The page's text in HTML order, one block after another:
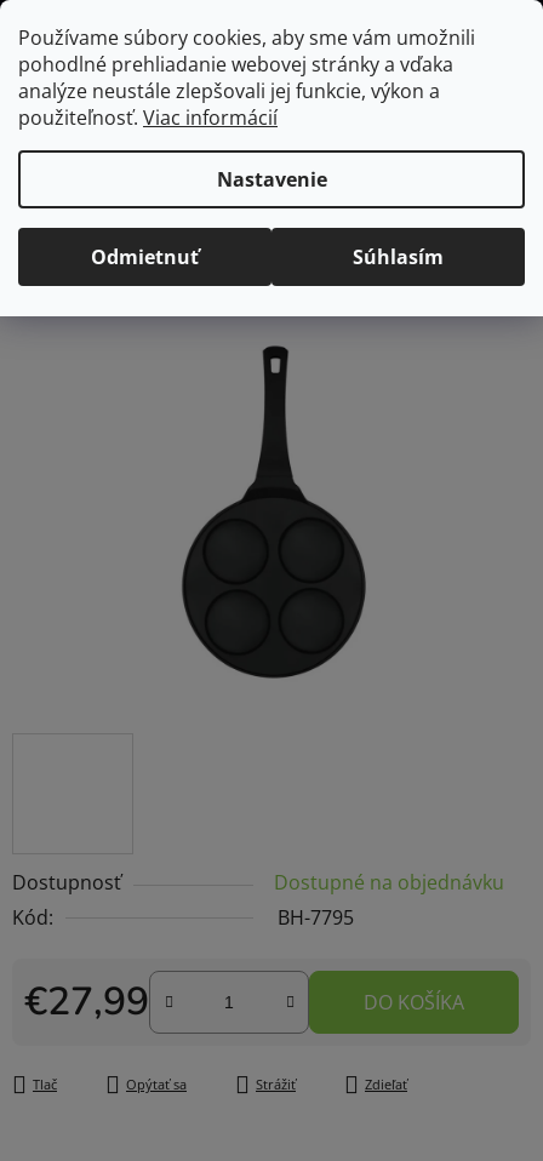
Používame súbory cookies, aby sme vám umožnili
pohodlné prehliadanie webovej stránky a vďaka
analýze neustále zlepšovali jej funkcie, výkon a
použiteľnosť. Viac informácií
Nastavenie
Odmietnuť Súhlasím
Prejsť
na
obsah
Hľadať
Domov
/ Kuchyňa
BerlingerHaus nepriľnavá panvica na 4 lievance
26 cm Black Rose
Dostupnosť
Dostupné na objednávku
Kód:
BH-7795
€27,99
Jednotková cena:
DO KOŠÍKA
Tlač Opýtať sa Strážiť Zdieľať
BerlingerHaus nepriľnavá
panvica na 4 lievance 26
cm Black Rose
Priemerné
hodnotenie
NeohodnotenéPodrobnosti hodnotenia